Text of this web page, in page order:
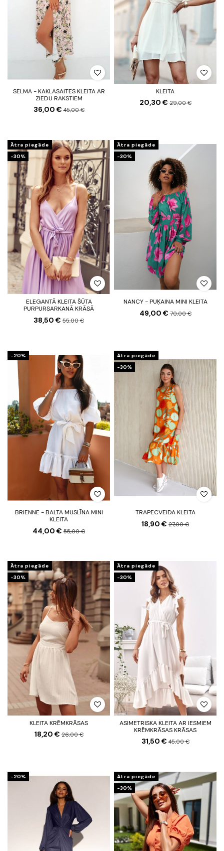
SELMA - KAKLASAITES KLEITA AR
ZIEDU RAKSTIEM
36,00 €45,00 €
KLEITA
20,30 €29,00 €
Ātra piegāde
-30%
ELEGANTĀ KLEITA ŠŪTA
PURPURSARKANĀ KRĀSĀ
38,50 € 55,00 €
Ātra piegāde
-30%
NANCY - PUĶAINA MINI KLEITA
49,00 €70,00 €
-20%
BRIENNE - BALTA MUSLĪNA MINI
KLEITA
44,00 € 55,00 €
Ātra piegāde
-30%
TRAPECVEIDA KLEITA
18,90 € 27,00 €
Ātra piegāde
-30%
KLEITA KRĒMKRĀSAS
18,20 €26,00 €
Ātra piegāde
-30%
ASIMETRISKA KLEITA AR IESMIEM
KRĒMKRĀSAS KRĀSAS
31,50 €45,00 €
-20%
Ātra piegāde
-30%